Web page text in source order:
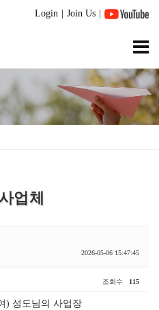
Login Join Us
업체
2026-05-06 15:47:45
조회수 115
) 성도님의 사업장